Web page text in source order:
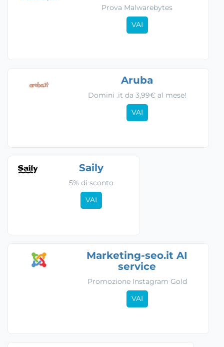
Prova Malwarebytes
VAI
Aruba
Domini .it da 3,99€ al mese!
VAI
Saily
5% di sconto
VAI
Marketing-seo.it AI
service
Promozione Instagram Gold
VAI